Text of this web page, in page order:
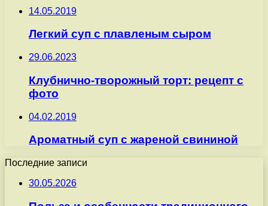
14.05.2019
Легкий суп с плавленым сыром
29.06.2023
Клубнично-творожный торт: рецепт с
фото
04.02.2019
Ароматный суп с жареной свининой
Последние записи
30.05.2026